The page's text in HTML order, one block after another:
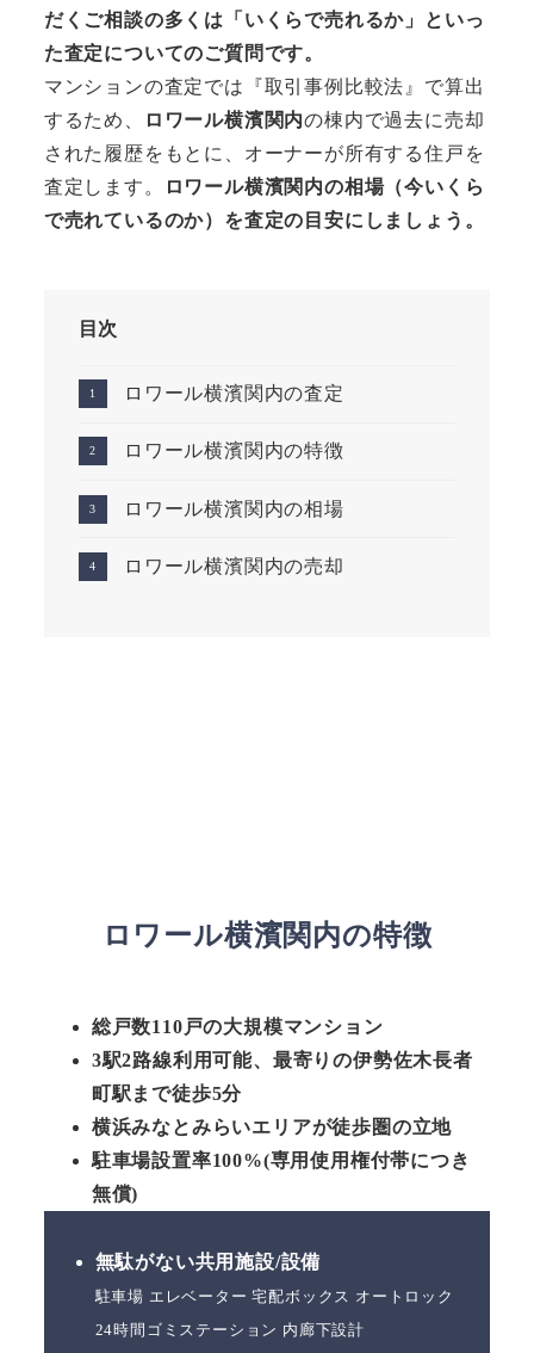
だくご相談の多くは「いくらで売れるか」といっ
た査定についてのご質問です。
マンションの査定では『取引事例比較法』で算出
するため、
ロワール横濱関内の棟内で過去に売却
された履歴をもとに、オーナーが所有する住戸を
査定します。
ロワール横濱関内の相場（今いくら
で売れているのか）を査定の目安にしましょう。
目次
ロワール横濱関内の査定
ロワール横濱関内の特徴
ロワール横濱関内の相場
ロワール横濱関内の売却
ロワール横濱関内の特徴
総戸数110戸の大規模マンション
3駅2路線利用可能、最寄りの伊勢佐木長者
町駅まで徒歩5分
横浜みなとみらいエリアが徒歩圏の立地
駐車場設置率100%(専用使用権付帯につき
無償)
無駄がない共用施設/設備
駐車場 エレベーター 宅配ボックス オートロック
24時間ゴミステーション 内廊下設計